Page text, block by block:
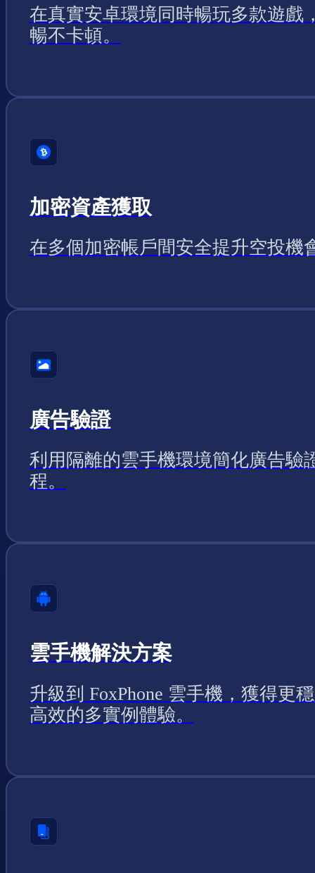
在真實安卓環境同時暢玩多款遊戲
暢不卡頓。
加密資產獲取
在多個加密帳戶間安全提升空投機
廣告驗證
利用隔離的雲手機環境簡化廣告驗
程。
雲手機解決方案
升級到 FoxPhone 雲手機，獲得更
高效的多實例體驗。